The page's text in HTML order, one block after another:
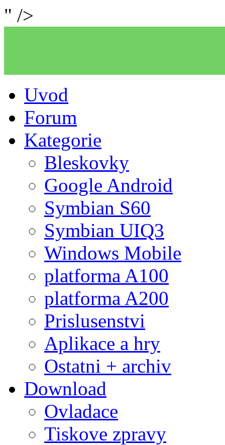
" />
Uvod
Forum
Kategorie
Bleskovky
Google Android
Symbian S60
Symbian UIQ3
Windows Mobile
platforma A100
platforma A200
Prislusenstvi
Aplikace a hry
Ostatni + archiv
Download
Ovladace
Tiskove zpravy